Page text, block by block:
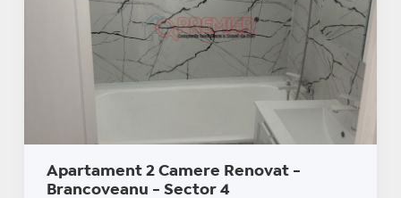
Apartament 2 Camere Renovat -
Brancoveanu - Sector 4